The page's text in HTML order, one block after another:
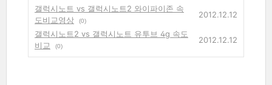
갤럭시노트 vs 갤럭시노트2 와이파이존 속
도비교영상
(0)
2012.12.12
갤럭시노트2 vs 갤럭시노트 유투브 4g 속도
비교
(0)
2012.12.12